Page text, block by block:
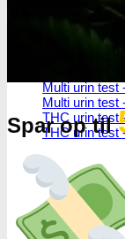
Test af
Multi urin test
Multi urin test
THC urin test
THC urin test
Spar op til